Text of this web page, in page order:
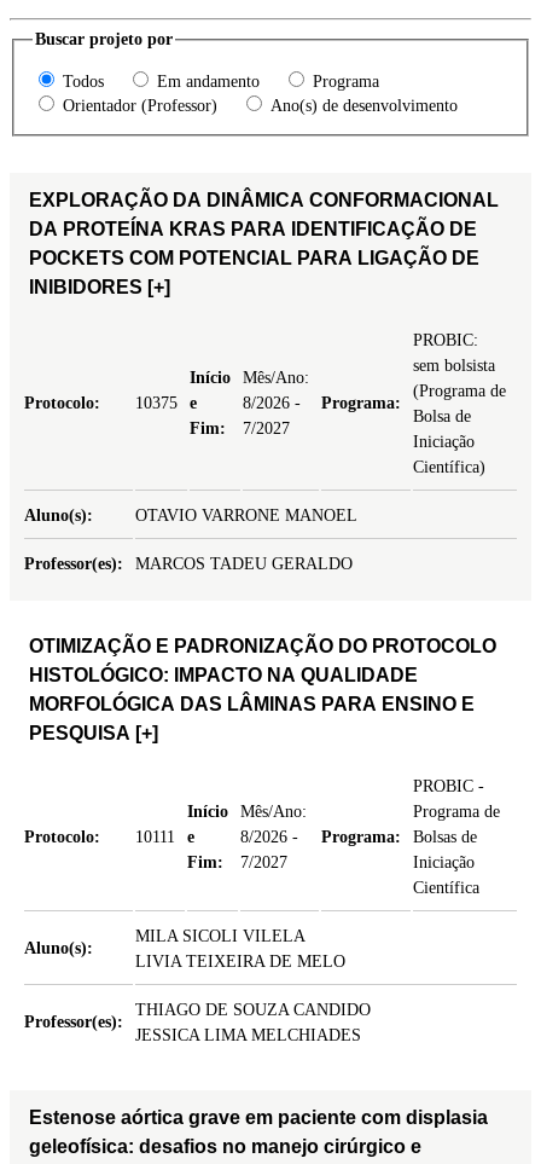
Buscar projeto por
Todos Em andamento
Programa
Orientador (Professor)
Ano(s) de desenvolvimento
EXPLORAÇÃO DA DINÂMICA CONFORMACIONAL
DA PROTEÍNA KRAS PARA IDENTIFICAÇÃO DE
POCKETS COM POTENCIAL PARA LIGAÇÃO DE
INIBIDORES [+]
Protocolo: 10375
Início
e
Fim:
Mês/Ano:
8/2026 -
7/2027
Programa:
PROBIC:
sem bolsista
(Programa de
Bolsa de
Iniciação
Científica)
Aluno(s): OTAVIO VARRONE MANOEL
Professor(es): MARCOS TADEU GERALDO
OTIMIZAÇÃO E PADRONIZAÇÃO DO PROTOCOLO
HISTOLÓGICO: IMPACTO NA QUALIDADE
MORFOLÓGICA DAS LÂMINAS PARA ENSINO E
PESQUISA [+]
Protocolo: 10111
Início
e
Fim:
Mês/Ano:
8/2026 -
7/2027
Programa:
PROBIC -
Programa de
Bolsas de
Iniciação
Científica
Aluno(s):
MILA SICOLI VILELA
LIVIA TEIXEIRA DE MELO
Professor(es):
THIAGO DE SOUZA CANDIDO
JESSICA LIMA MELCHIADES
Estenose aórtica grave em paciente com displasia
geleofísica: desafios no manejo cirúrgico e